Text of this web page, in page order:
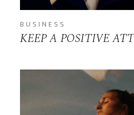
BUSINESS
KEEP A POSITIVE